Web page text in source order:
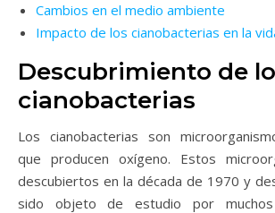
Cambios en el medio ambiente
Impacto de los cianobacterias en la
Descubrimiento de
cianobacterias
Los cianobacterias son
que producen oxígeno. Estos
descubiertos en la década de 1970 y
sido objeto de estudio por muchos